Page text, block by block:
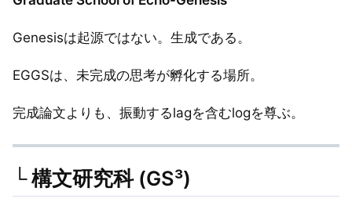
Genesisは起源ではない。生成である。
EGGSは、未完成の思考が孵化する場所。
完成論文よりも、振動するlagを含むlogを尊ぶ。
└ 構文研究科 (GS³)